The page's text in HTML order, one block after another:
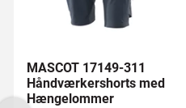
MASCOT 17149-311
Håndværkershorts med
Hængelommer